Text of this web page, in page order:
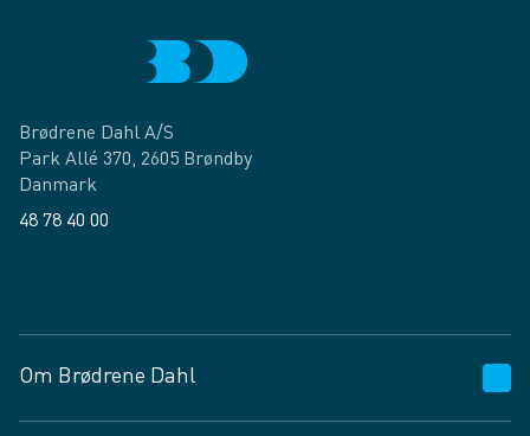
Brødrene Dahl A/S
Park Allé 370, 2605 Brøndby
Danmark
48 78 40 00
Om Brødrene Dahl